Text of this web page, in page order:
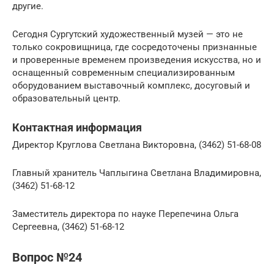
другие.
Сегодня Сургутский художественный музей — это не
только сокровищница, где сосредоточены признанные
и проверенные временем произведения искусства, но и
оснащенный современным специализированным
оборудованием выставочный комплекс, досуговый и
образовательный центр.
Контактная информация
Директор Круглова Светлана Викторовна, (3462) 51-68-08
Главный хранитель Чаплыгина Светлана Владимировна,
(3462) 51-68-12
Заместитель директора по науке Перепечина Ольга
Сергеевна, (3462) 51-68-12
Вопрос №24